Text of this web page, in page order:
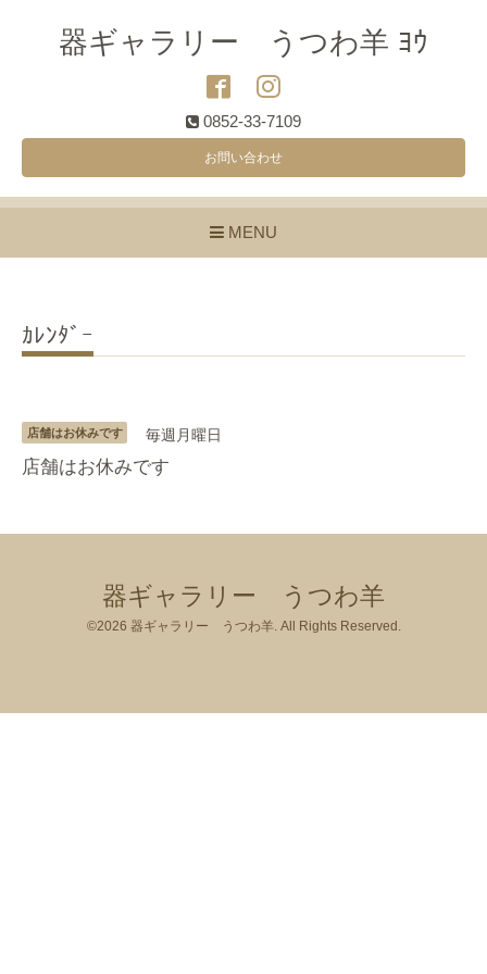
器ギャラリー うつわ羊 ﾖｳ
0852-33-7109
お問い合わせ
MENU
ｶﾚﾝﾀﾞｰ
店舗はお休みです 毎週月曜日
店舗はお休みです
器ギャラリー うつわ羊
©2026 器ギャラリー うつわ羊. All Rights Reserved.